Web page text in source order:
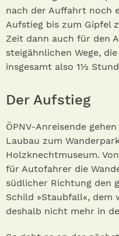
nach der Auffahrt noch
Aufstieg bis zum Gipfel
Zeit dann auch für den
steigähnlichen Wege,
insgesamt also 1½
Der Aufstieg
ÖPNV-Anreisende
Laubau zum
Holzknechtmuseum.
für Autofahrer die
südlicher Richtung den
Schild »Staubfall«,
deshalb nicht mehr in